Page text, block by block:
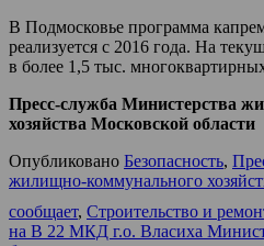
В Подмосковье программа
реализуется с 2016 года. На
в более 1,5 тыс.
Пресс-служба Министерства
хозяйства Московской области
Опубликовано Безопасность,
жилищно-коммунального
сообщает, Строительство и
на В 22 МКД г.о. Власиха